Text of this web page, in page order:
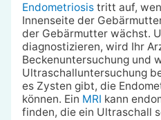
Endometriosistritt auf,
Innenseite der
der Gebärmutter wächst.
diagnostizieren, wird Ihr
Beckenuntersuchung und
Ultraschalluntersuchung
es Zysten gibt, die
können. Ein MRI kann
finden, die ein Ultraschall